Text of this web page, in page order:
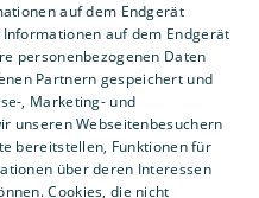
auf dem Endgerät
auf dem Endgerät
personenbezogenen Daten
Partnern gespeichert und
, Marketing- und
unseren Webseitenbesuchern
bereitstellen, Funktionen für
über deren Interessen
Cookies, die nicht